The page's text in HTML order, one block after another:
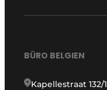
BÜRO BELGIEN
Kapellestraat 132/1